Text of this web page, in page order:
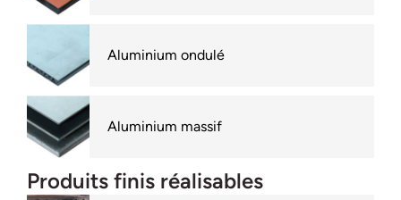
Aluminium ondulé
Aluminium massif
Produits finis réalisables